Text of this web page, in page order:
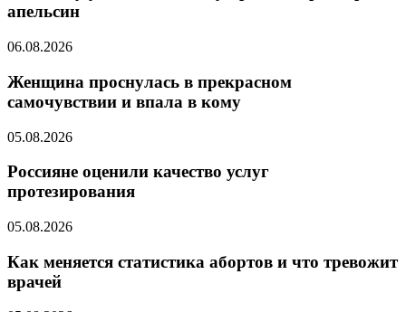
апельсин
06.08.2026
Женщина проснулась в прекрасном
самочувствии и впала в кому
05.08.2026
Россияне оценили качество услуг
протезирования
05.08.2026
Как меняется статистика абортов и что тревожит
врачей